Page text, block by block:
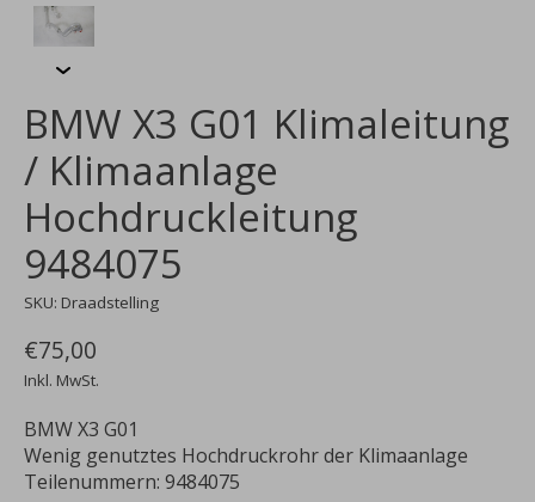
BMW X3 G01 Klimaleitung
/ Klimaanlage
Hochdruckleitung
9484075
SKU: Draadstelling
€75,00
Inkl. MwSt.
BMW X3 G01
Wenig genutztes Hochdruckrohr der Klimaanlage
Teilenummern: 9484075